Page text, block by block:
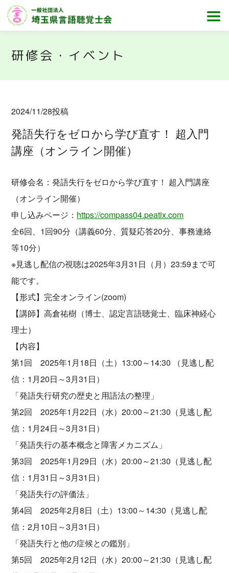
研修会・イベント
2024/11/28投稿
発語失行をゼロから学び直す！ 超入門
講座（オンライン開催）
研修会名：発語失行をゼロから学び直す！ 超入門講座
（オンライン開催）
申し込みページ： https://compass04.peatix.com
全6回、1回90分（講義60分、質疑応答20分、事務連絡
等10分）
※見逃し配信の視聴は2025年3月31日（月）23:59まで可
能です。
【形式】完全オンライン(zoom)
【講師】高倉祐樹（博士、認定言語聴覚士、臨床神経心
理士）
【内容】
第1回 2025年1月18日（土）13:00～14:30 （見逃し配
信：1月20日～3月31日）
「発語失行研究の歴史と用語法の整理」
第2回 2025年1月22日（水）20:00～21:30（見逃し配
信：1月24日～3月31日）
「発語失行の基本概念と障害メカニズム」
第3回 2025年1月29日（水）20:00～21:30（見逃し配
信：1月31日～3月31日）
「発語失行の評価法」
第4回 2025年2月8日（土）13:00～14:30（見逃し配
信：2月10日～3月31日）
「発語失行と他の症候との鑑別」
第5回 2025年2月12日（水）20:00～21:30（見逃し配